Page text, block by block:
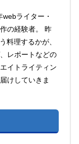
ライター・
の経験者。 昨
料理するかが、
レポートなどの
イトライティン
けしていきま